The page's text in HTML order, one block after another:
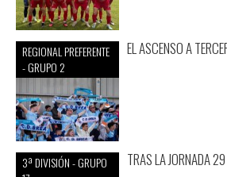
REGIONAL PREFERENTE
- GRUPO 2
EL ASCENSO A
3ª DIVISIÓN - GRUPO
TRAS LA JORNADA